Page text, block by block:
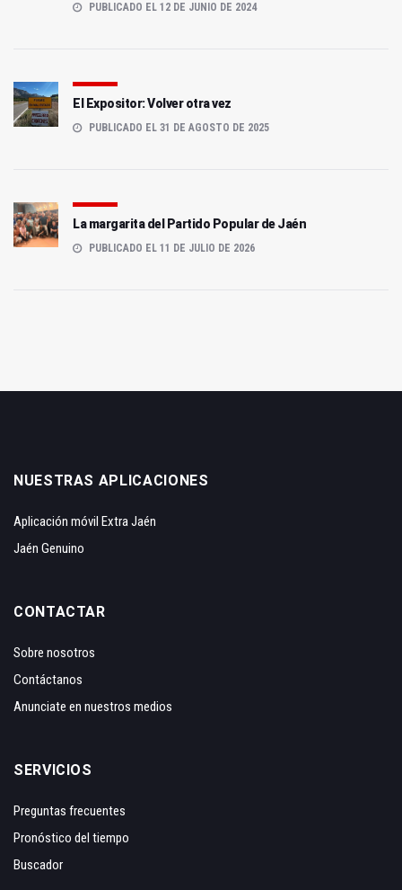
PUBLICADO EL 12 DE JUNIO DE 2024
El Expositor: Volver otra vez
PUBLICADO EL 31 DE AGOSTO DE 2025
La margarita del Partido Popular de Jaén
PUBLICADO EL 11 DE JULIO DE 2026
NUESTRAS APLICACIONES
Aplicación móvil Extra Jaén
Jaén Genuino
CONTACTAR
Sobre nosotros
Contáctanos
Anunciate en nuestros medios
SERVICIOS
Preguntas frecuentes
Pronóstico del tiempo
Buscador